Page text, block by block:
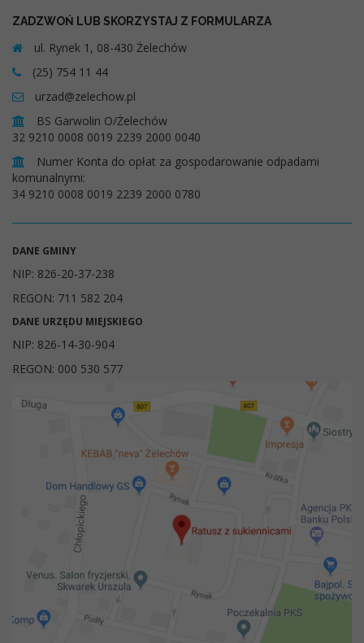
ZADZWOŃ LUB SKORZYSTAJ Z FORMULARZA
ul. Rynek 1, 08-430 Żelechów
(25) 754 11 44
urzad@zelechow.pl
BS Garwolin O/Żelechów
32 9210 0008 0019 2239 2000 0040
Numer Konta do opłat za gospodarowanie odpadami
komunalnymi:
34 9210 0008 0019 2239 2000 0780
DANE GMINY
NIP: 826-20-37-238
REGON: 711 582 204
DANE URZĘDU MIEJSKIEGO
NIP: 826-14-30-904
REGON: 000 530 577